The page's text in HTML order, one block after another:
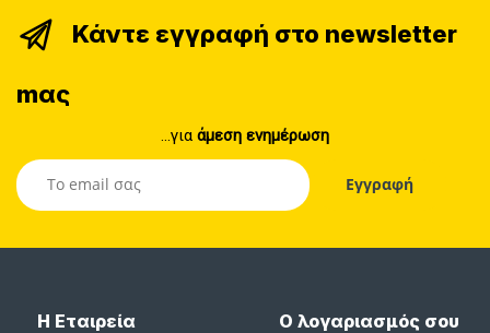
Κάντε εγγραφή στο newsletter
mας
...για άμεση ενημέρωση
Η Εταιρεία Ο λογαριασμός σου